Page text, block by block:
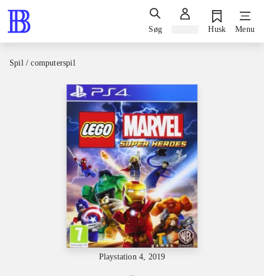
Søg Husk Menu
Spil / computerspil
Playstation 4, 2019